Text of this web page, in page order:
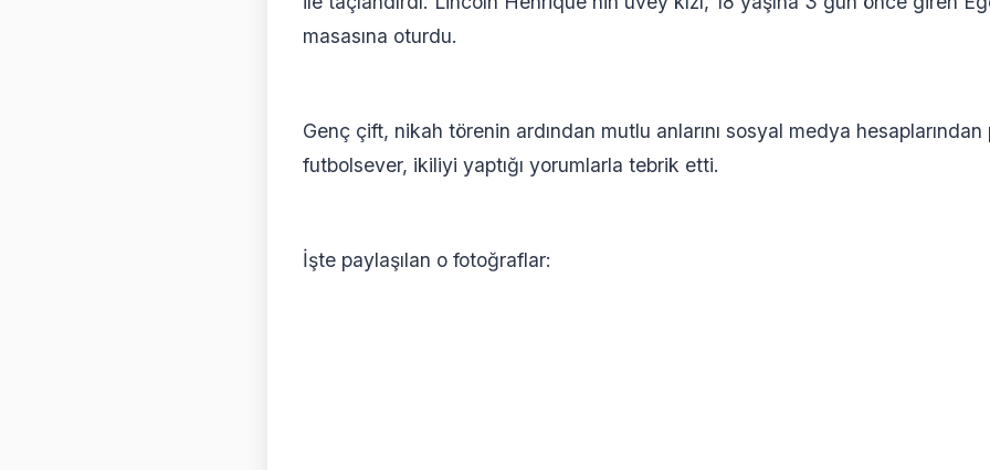
masasına oturdu.
Genç çift, nikah törenin ardından mutlu anlarını sosyal medya hesaplarından
futbolsever, ikiliyi yaptığı yorumlarla tebrik etti.
İşte paylaşılan o fotoğraflar: